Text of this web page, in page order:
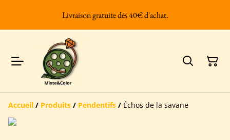
Livraison gratuite dès 40€ d'achat.
Accueil / Produits / Pendentifs / Échos de la savane